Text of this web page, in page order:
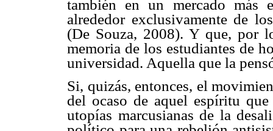
también en un mercado más
alrededor exclusivamente de
(De Souza, 2008). Y que, por
memoria de los estudiantes de
universidad. Aquella que la
Si, quizás, entonces, el
del ocaso de aquel espíritu
utopías marcusianas de la